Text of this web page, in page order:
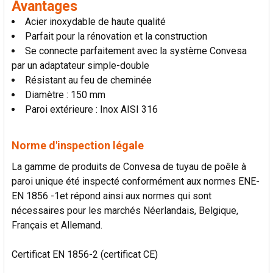
AU PANIER
Avantages
Acier inoxydable de haute qualité
Parfait pour la rénovation et la construction
Se connecte parfaitement avec la système Convesa
par un adaptateur simple-double
Résistant au feu de cheminée
Diamètre : 150 mm
Paroi extérieure : Inox AISI 316
Norme d'inspection légale
La gamme de produits de Convesa de tuyau de poêle à
paroi unique été inspecté conformément aux normes ENE-
EN 1856 -1et répond ainsi aux normes qui sont
nécessaires pour les marchés Néerlandais, Belgique,
Français et Allemand.
Certificat EN 1856-2 (certificat CE)